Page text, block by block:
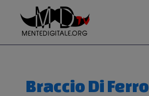
contenuto
Braccio Di Ferro